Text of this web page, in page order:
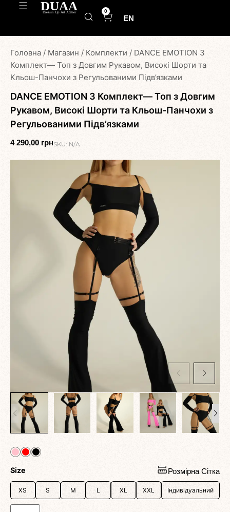
0
EN
Головна / Магазин / Комплекти / DANCE EMOTION 3
Комплект— Топ з Довгим Рукавом, Високі Шорти та
Кльош-Панчохи з Регульованими Підв’язками
DANCE EMOTION 3 Комплект— Топ з Довгим
Рукавом, Високі Шорти та Кльош-Панчохи з
Регульованими Підв’язками
4 290,00 грнSKU: N/A
Size Розмірна Сітка
XS S M L XL XXL Індивідуальний